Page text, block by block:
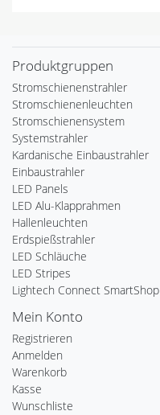
Produktgruppen
Stromschienenstrahler
Stromschienenleuchten
Stromschienensystem
Systemstrahler
Kardanische Einbaustrahler
Einbaustrahler
LED Panels
LED Alu-Klapprahmen
Hallenleuchten
Erdspießstrahler
LED Schläuche
LED Stripes
Lightech Connect SmartShop
Mein Konto
Registrieren
Anmelden
Warenkorb
Kasse
Wunschliste